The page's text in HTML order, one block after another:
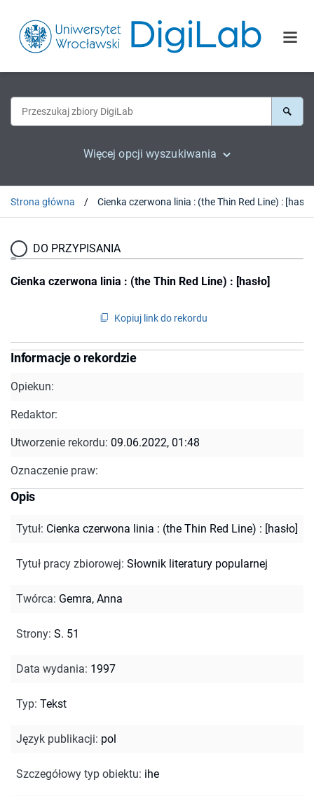
Więcej opcji wyszukiwania
Strona główna Cienka czerwona linia : (the Thin Red Line) :
DO PRZYPISANIA
Cienka czerwona linia : (the Thin Red Line) : [hasło]
Kopiuj link do rekordu
Informacje o rekordzie
Opiekun:
Redaktor:
Utworzenie rekordu: 09.06.2022, 01:48
Oznaczenie praw:
Opis
Tytuł: Cienka czerwona linia : (the Thin Red Line) : [hasło]
Tytuł pracy zbiorowej: Słownik literatury popularnej
Twórca: Gemra, Anna
Strony: S. 51
Data wydania: 1997
Typ: Tekst
Język publikacji: pol
Szczegółowy typ obiektu: ihe